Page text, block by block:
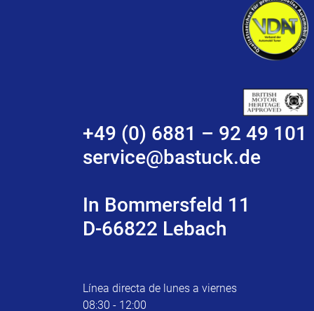
+49 (0) 6881 – 92 49 101
service@bastuck.de
In Bommersfeld 11
D-66822 Lebach
Línea directa de lunes a viernes
08:30 - 12:00